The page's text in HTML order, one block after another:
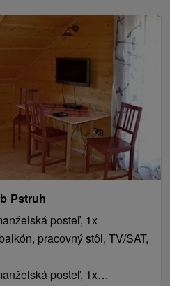
Pstruh
posteľ, 1x
pracovný stôl, TV/SAT,
posteľ, 1x